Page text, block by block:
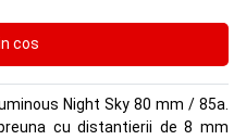
Night Sky 80 mm / 85a.
cu distantierii de 8 mm